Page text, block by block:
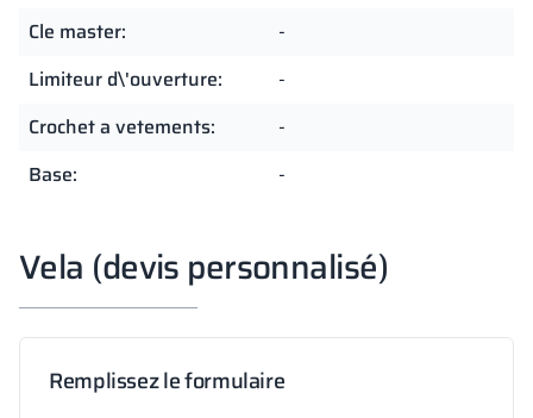
Cle master:
-
Limiteur d\'ouverture:
-
Crochet a vetements:
-
Base:
-
Vela (devis personnalisé)
Remplissez le formulaire